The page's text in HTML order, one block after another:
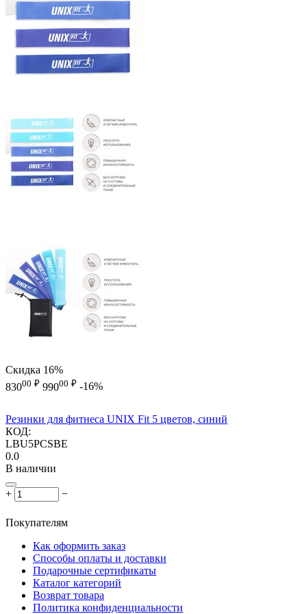
Скидка 16%
83000 ₽ 99000 ₽ -16%
Резинки для фитнеса UNIX Fit 5 цветов, синий
КОД:
LBU5PCSBE
0.0
В наличии
+ −
Покупателям
Как оформить заказ
Способы оплаты и доставки
Подарочные сертификаты
Каталог категорий
Возврат товара
Политика конфиденциальности